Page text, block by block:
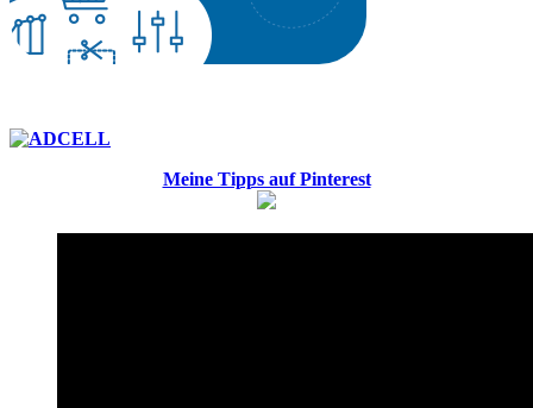
Meine Tipps auf Pinterest